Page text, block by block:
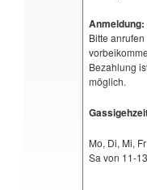
Anmeldung:
Bitte
Bezahlung
möglich.
Mo, Di, Mi,
Sa von 11-